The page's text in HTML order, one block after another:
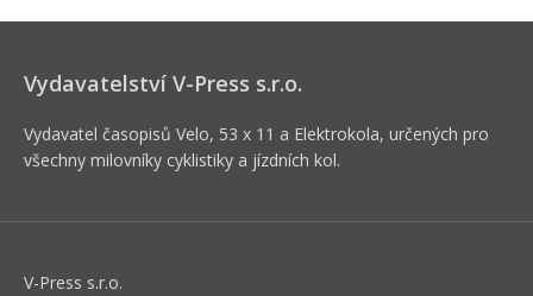
Vydavatelství V-Press s.r.o.
Vydavatel časopisů Velo, 53 x 11 a Elektrokola, určených pro
všechny milovníky cyklistiky a jízdních kol.
V-Press s.r.o.